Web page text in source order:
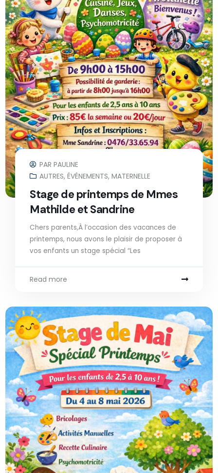
PARPAULINE
AUTRES,ÉVÉNEMENTS,MATERNELLE
Stage de printemps de Mmes
Mathilde et Sandrine
Chers parents,À l’occasion des vacances de
printemps, nous avons le plaisir de proposer à
vos enfants un stage spécial “Les
Read more